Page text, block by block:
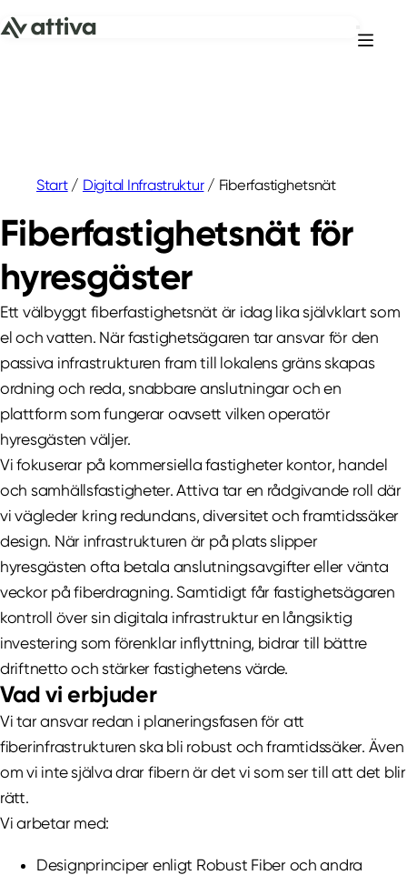
Start / Digital Infrastruktur / Fiberfastighetsnät
Fiberfastighetsnät för
hyresgäster
Ett välbyggt fiberfastighetsnät är idag lika självklart som
el och vatten. När fastighetsägaren tar ansvar för den
passiva infrastrukturen fram till lokalens gräns skapas
ordning och reda, snabbare anslutningar och en
plattform som fungerar oavsett vilken operatör
hyresgästen väljer.
Vi fokuserar på kommersiella fastigheter kontor, handel
och samhällsfastigheter. Attiva tar en rådgivande roll där
vi vägleder kring redundans, diversitet och framtidssäker
design. När infrastrukturen är på plats slipper
hyresgästen ofta betala anslutningsavgifter eller vänta
veckor på fiberdragning. Samtidigt får fastighetsägaren
kontroll över sin digitala infrastruktur en långsiktig
investering som förenklar inflyttning, bidrar till bättre
driftnetto och stärker fastighetens värde.
Vad vi erbjuder
Vi tar ansvar redan i planeringsfasen för att
fiberinfrastrukturen ska bli robust och framtidssäker. Även
om vi inte själva drar fibern är det vi som ser till att det blir
rätt.
Vi arbetar med:
Designprinciper enligt Robust Fiber och andra